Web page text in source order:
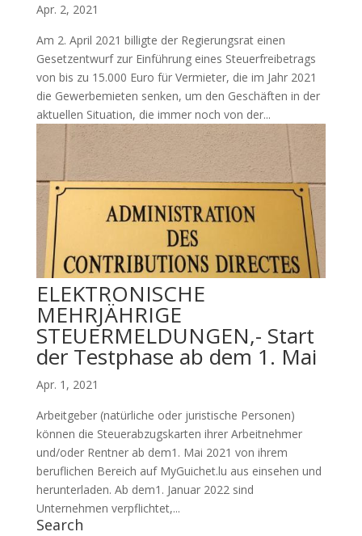
Apr. 2, 2021
Am 2. April 2021 billigte der Regierungsrat einen
Gesetzentwurf zur Einführung eines Steuerfreibetrags
von bis zu 15.000 Euro für Vermieter, die im Jahr 2021
die Gewerbemieten senken, um den Geschäften in der
aktuellen Situation, die immer noch von der...
ELEKTRONISCHE
MEHRJÄHRIGE
STEUERMELDUNGEN,- Start
der Testphase ab dem 1. Mai
Apr. 1, 2021
Arbeitgeber (natürliche oder juristische Personen)
können die Steuerabzugskarten ihrer Arbeitnehmer
und/oder Rentner ab dem1. Mai 2021 von ihrem
beruflichen Bereich auf MyGuichet.lu aus einsehen und
herunterladen. Ab dem1. Januar 2022 sind
Unternehmen verpflichtet,...
Search